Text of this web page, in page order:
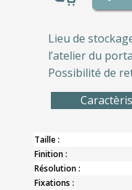
Lieu de
l’atelier du
Possibilité de
Taille :
Finition :
Résolution :
Fixations :